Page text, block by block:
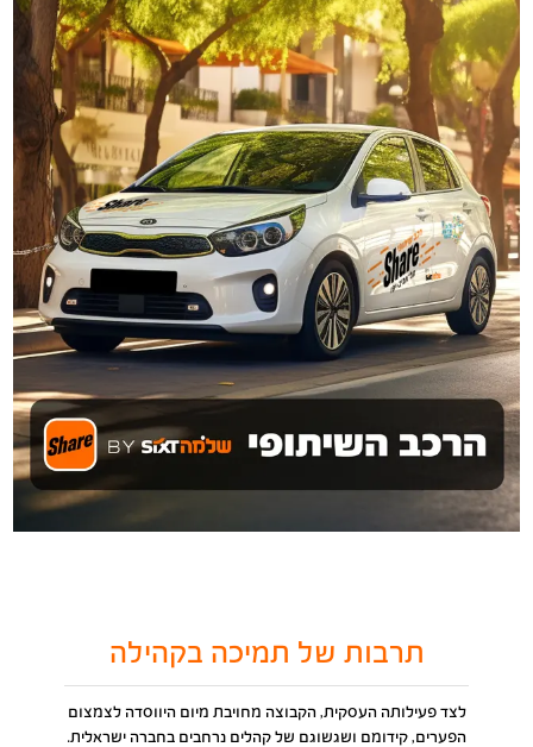
תרבות של תמיכה בקהילה
לצד פעילותה העסקית, הקבוצה מחויבת מיום היווסדה לצמצום
הפערים, קידומם ושגשוגם של קהלים נרחבים בחברה ישראלית.